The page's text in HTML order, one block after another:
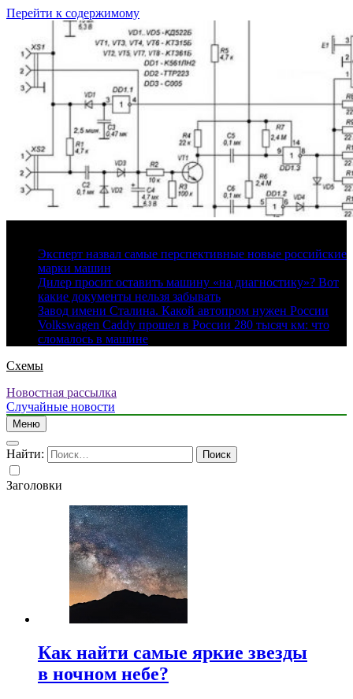
Перейти к содержимому
Эксперт назвал самые перспективные новые российские
марки машин
Дилер просит оставить машину «на диагностику»? Вот
какие документы нельзя забывать
Завод имени Сталина. Какой автопром нужен России
Volkswagen Caddy прошел в России 280 тысяч км: что
сломалось в машине
Схемы
Новостная рассылка
Случайные новости
Меню
Найти:
Заголовки
Как найти самые яркие звезды
в ночном небе?